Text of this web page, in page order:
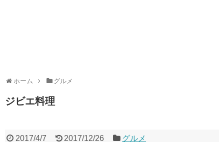
ホーム グルメ
ジビエ料理
2017/4/7 2017/12/26 グルメ